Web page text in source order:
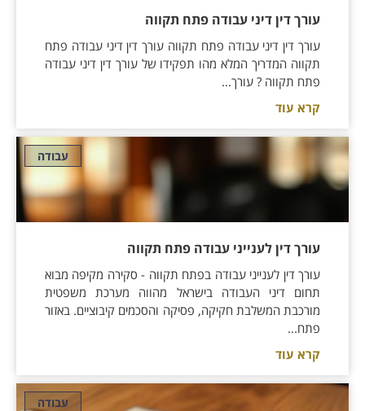
עורך דין דיני עבודה פתח תקווה
עורך דין דיני עבודה פתח תקווה עורך דין דיני עבודה פתח
תקווה המדריך המלא מהו תפקידו של עורך דין דיני עבודה
פתח תקווה ? עורך...
קרא עוד
עבודה
עורך דין לענייני עבודה פתח תקווה
עורך דין לענייני עבודה בפתח תקווה - סקירה מקיפה מבוא
תחום דיני העבודה בישראל מהווה מערכת משפטית
מורכבת המשלבת חקיקה, פסיקה והסכמים קיבוציים. באזור
פתח...
קרא עוד
עבודה